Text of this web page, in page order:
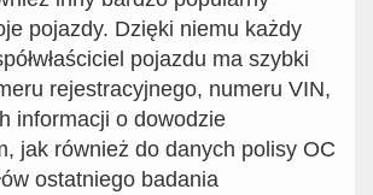
pojazdy. Dzięki niemu każdy
pojazdu ma szybki
rejestracyjnego, numeru VIN,
informacji o dowodzie
jak również do danych polisy OC
ostatniego badania